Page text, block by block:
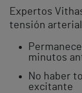
Expertos
tensión
minutos
No haber
excitante